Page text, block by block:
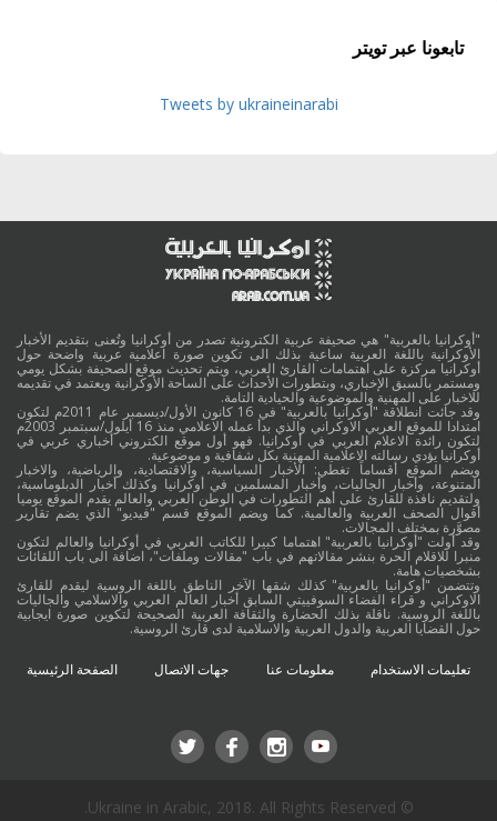
تابعونا عبر تويتر
Tweets by ukraineinarabi
"أوكرانيا بالعربية" هي صحيفة عربية الكترونية تصدر من أوكرانيا وتُعنى بتقديم الأخبار
الأوكرانية باللغة العربية ساعية بذلك الى تكوين صورة اعلامية عربية واضحة حول
أوكرانيا مركزة على اهتمامات القارئ العربي، ويتم تحديث موقع الصحيفة بشكل يومي
ومستمر بالسبق الإخباري، وبتطورات الأحداث على الساحة الأوكرانية ويعتمد في تقديمه
للاخبار على المهنية والموضوعية والحيادية التامة.
وقد جائت انطلاقة "أوكرانيا بالعربية" في 16 كانون الأول/ديسمبر عام 2011م لتكون
امتدادا للموقع العربي الاوكراني والذي بدأ عمله الاعلامي منذ 16 أيلول/سبتمبر 2003م
لتكون رائدة الاعلام العربي في أوكرانيا. فهو أول موقع الكتروني أخباري عربي في
أوكرانيا يؤدي رسالته الاعلامية المهنية بكل شفافية و موضوعية.
ويضم الموقع أقساماً تغطي: الأخبار السياسية، والاقتصادية، والرياضية، والاخبار
المتنوعة، وأخبار الجاليات، وأخبار المسلمين في أوكرانيا وكذلك أخبار الدبلوماسية،
ولتقديم نافذة للقارئ على أهم التطورات في الوطن العربي والعالم يقدم الموقع يوميا
أقوال الصحف العربية والعالمية. كما ويضم الموقع قسم "فيديو" الذي يضم تقارير
مصوَّرة بمختلف المجالات.
وقد أولت "أوكرانيا بالعربية" اهتماما كبيرا للكاتب العربي في أوكرانيا والعالم لتكون
منبرا للاقلام الحرة بنشر مقالاتهم في باب "مقالات وملفات"، اضافة الى باب اللقائات
بشخصيات هامة.
وتتضمن "أوكرانيا بالعربية" كذلك شقها الآخر الناطق باللغة الروسية ليقدم للقارئ
الاوكراني و قراء الفضاء السوفييتي السابق أخبار العالم العربي والاسلامي والجاليات
باللغة الروسية. ناقلة بذلك الحضارة والثقافة العربية الصحيحة لتكوين صورة ايجابية
حول القضايا العربية والدول العربية والاسلامية لدى قارئ الروسية.
تعليمات الاستخدام معلومات عنا جهات الاتصال الصفحة الرئيسية
© Ukraine in Arabic, 2018. All Rights Reserved.